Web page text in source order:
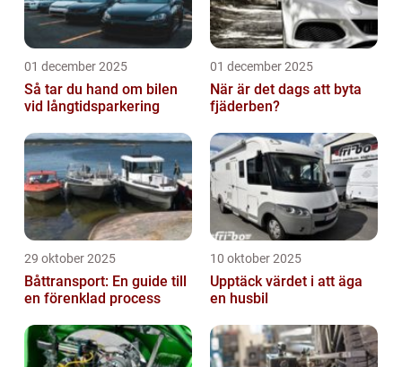
01 december 2025
Så tar du hand om bilen
vid långtidsparkering
01 december 2025
När är det dags att byta
fjäderben?
29 oktober 2025
Båttransport: En guide till
en förenklad process
10 oktober 2025
Upptäck värdet i att äga
en husbil